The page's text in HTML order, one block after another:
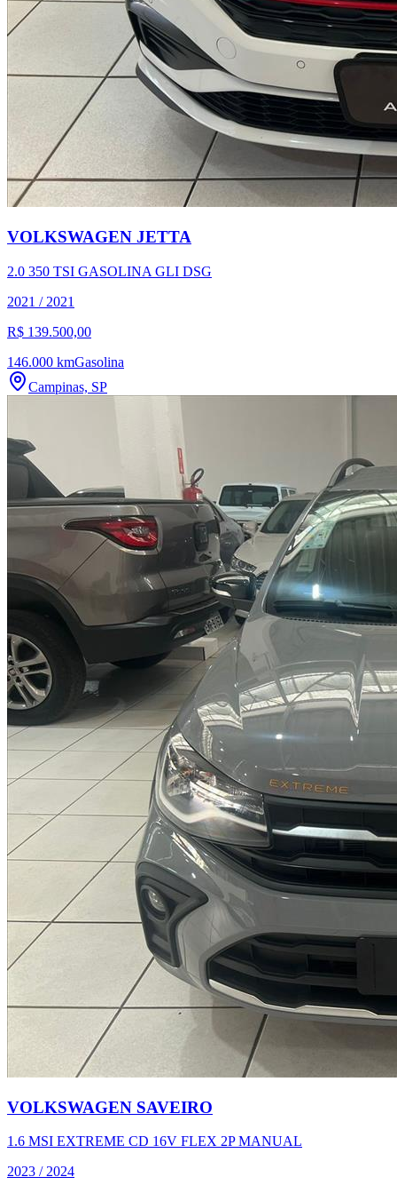
VOLKSWAGEN JETTA
2.0 350 TSI GASOLINA GLI DSG
2021 / 2021
R$ 139.500,00
146.000 kmGasolina
Campinas, SP
VOLKSWAGEN SAVEIRO
1.6 MSI EXTREME CD 16V FLEX 2P MANUAL
2023 / 2024